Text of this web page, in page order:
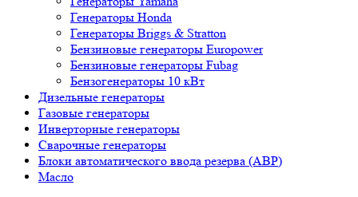
Генераторы Honda
Генераторы Briggs & Stratton
Бензиновые генераторы Europower
Бензиновые генераторы Fubag
Бензогенераторы 10 кВт
Дизельные генераторы
Газовые генераторы
Инверторные генераторы
Сварочные генераторы
Блоки автоматического ввода резерва (АВР)
Масло